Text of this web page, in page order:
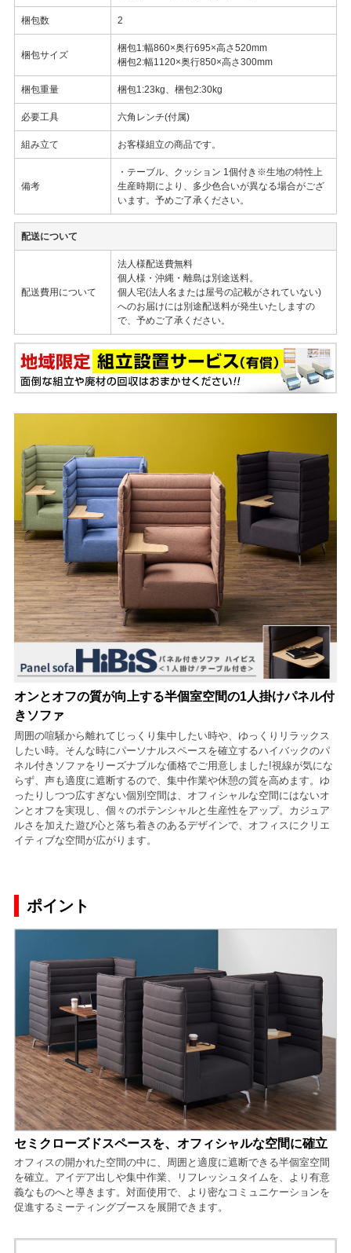
梱包数 2
梱包サイズ
梱包1:幅860×奥行695×高さ520mm
梱包2:幅1120×奥行850×高さ300mm
梱包重量 梱包1:23kg、梱包2:30kg
必要工具 六角レンチ(付属)
組み立て お客様組立の商品です。
備考
・テーブル、クッション 1個付き※生地の特性上
生産時期により、多少色合いが異なる場合がござ
います。予めご了承ください。
配送について
配送費用について
法人様配送費無料
個人様・沖縄・離島は別途送料。
個人宅(法人名または屋号の記載がされていない)
へのお届けには別途配送料が発生いたしますの
で、予めご了承ください。
オンとオフの質が向上する半個室空間の1人掛けパネル付
きソファ
周囲の喧騒から離れてじっくり集中したい時や、ゆっくりリラックス
したい時。そんな時にパーソナルスペースを確立するハイバックのパ
ネル付きソファをリーズナブルな価格でご用意しました!視線が気にな
らず、声も適度に遮断するので、集中作業や休憩の質を高めます。ゆ
ったりしつつ広すぎない個別空間は、オフィシャルな空間にはないオ
ンとオフを実現し、個々のポテンシャルと生産性をアップ。カジュア
ルさを加えた遊び心と落ち着きのあるデザインで、オフィスにクリエ
イティブな空間が広がります。
ポイント
セミクローズドスペースを、オフィシャルな空間に確立
オフィスの開かれた空間の中に、周囲と適度に遮断できる半個室空間
を確立。アイデア出しや集中作業、リフレッシュタイムを、より有意
義なものへと導きます。対面使用で、より密なコミュニケーションを
促進するミーティングブースを展開できます。